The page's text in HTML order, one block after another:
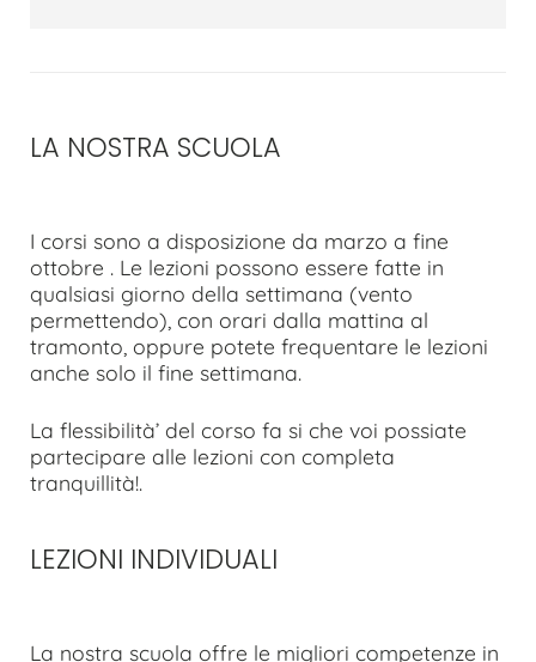
LA NOSTRA SCUOLA
I corsi sono a disposizione da marzo a fine
ottobre . Le lezioni possono essere fatte in
qualsiasi giorno della settimana (vento
permettendo), con orari dalla mattina al
tramonto, oppure potete frequentare le lezioni
anche solo il fine settimana.
La flessibilità’ del corso fa si che voi possiate
partecipare alle lezioni con completa
tranquillità!.
LEZIONI INDIVIDUALI
La nostra scuola offre le migliori competenze in